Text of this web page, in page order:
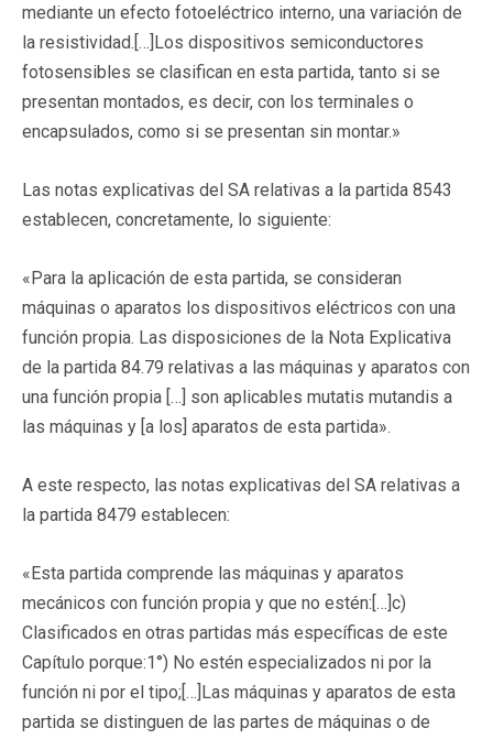
mediante un efecto fotoeléctrico interno, una variación de
la resistividad.[…]Los dispositivos semiconductores
fotosensibles se clasifican en esta partida, tanto si se
presentan montados, es decir, con los terminales o
encapsulados, como si se presentan sin montar.»
Las notas explicativas del SA relativas a la partida 8543
establecen, concretamente, lo siguiente:
«Para la aplicación de esta partida, se consideran
máquinas o aparatos los dispositivos eléctricos con una
función propia. Las disposiciones de la Nota Explicativa
de la partida 84.79 relativas a las máquinas y aparatos con
una función propia […] son aplicables mutatis mutandis a
las máquinas y [a los] aparatos de esta partida».
A este respecto, las notas explicativas del SA relativas a
la partida 8479 establecen:
«Esta partida comprende las máquinas y aparatos
mecánicos con función propia y que no estén:[…]c)
Clasificados en otras partidas más específicas de este
Capítulo porque:1°) No estén especializados ni por la
función ni por el tipo;[…]Las máquinas y aparatos de esta
partida se distinguen de las partes de máquinas o de